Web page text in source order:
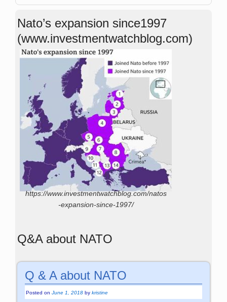
Nato’s expansion since1997
(www.investmentwatchblog.com)
https://www.investmentwatchblog.com/natos
-expansion-since-1997/
Q&A about NATO
Q & A about NATO
Posted onJune 1, 2018 bykristine